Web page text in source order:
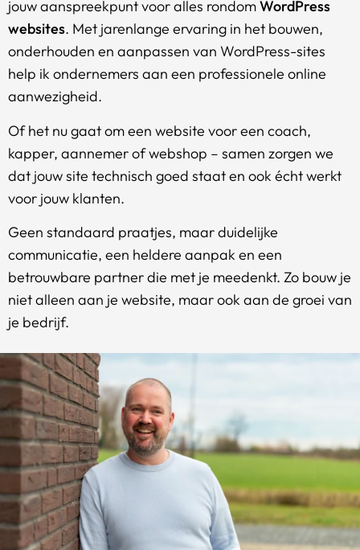
jouw aanspreekpunt voor alles rondomWordPress
websites. Met jarenlange ervaring in het bouwen,
onderhouden en aanpassen van WordPress-sites
help ik ondernemers aan een professionele online
aanwezigheid.
Of het nu gaat om een website voor een coach,
kapper, aannemer of webshop – samen zorgen we
dat jouw site technisch goed staat en ook écht werkt
voor jouw klanten.
Geen standaard praatjes, maar duidelijke
communicatie, een heldere aanpak en een
betrouwbare partner die met je meedenkt. Zo bouw je
niet alleen aan je website, maar ook aan de groei van
je bedrijf.